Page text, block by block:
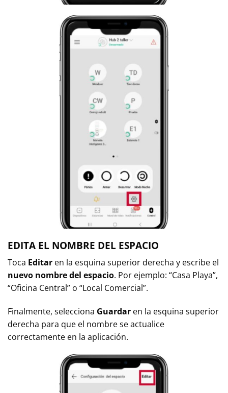
EDITA EL NOMBRE DEL ESPACIO
Toca Editar en la esquina superior derecha y escribe el
nuevo nombre del espacio. Por ejemplo: “Casa Playa”,
“Oficina Central” o “Local Comercial”.
Finalmente, selecciona Guardar en la esquina superior
derecha para que el nombre se actualice
correctamente en la aplicación.